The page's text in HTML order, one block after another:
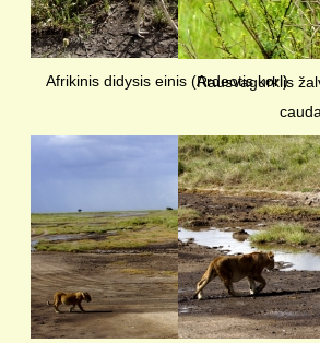
Afrikinis didysis einis (Ardeotis kori)
Rausvagurklis